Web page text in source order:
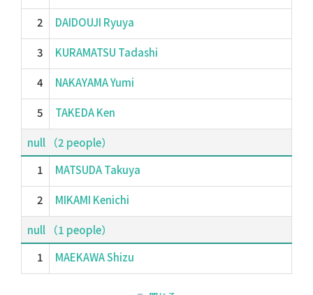
2 DAIDOUJI Ryuya
3 KURAMATSU Tadashi
4 NAKAYAMA Yumi
5 TAKEDA Ken
null （2 people）
1
MATSUDA Takuya
2 MIKAMI Kenichi
null （1 people）
1
MAEKAWA Shizu